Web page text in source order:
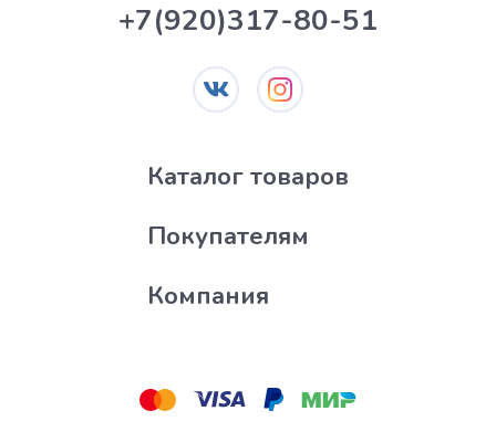
+7(920)317-80-51
Каталог товаров
Покупателям
Компания